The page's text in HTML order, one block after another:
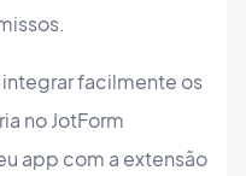
facilmente os
no JotForm
app com a extensão